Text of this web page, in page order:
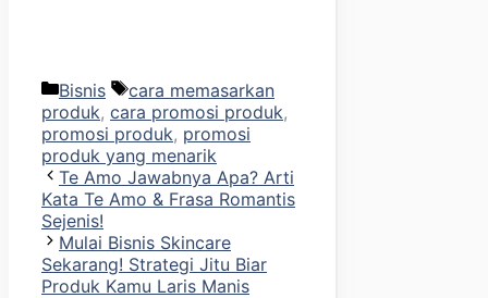
Kategori
Bisnis Tag
cara memasarkan
produk, cara promosi produk,
promosi produk, promosi
produk yang menarik
Te Amo Jawabnya Apa? Arti
Kata Te Amo & Frasa Romantis
Sejenis!
Mulai Bisnis Skincare
Sekarang! Strategi Jitu Biar
Produk Kamu Laris Manis